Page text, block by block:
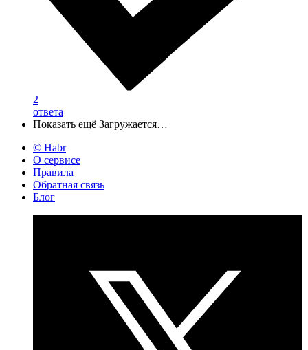
2
ответа
Показать ещё Загружается…
© Habr
О сервисе
Правила
Обратная связь
Блог